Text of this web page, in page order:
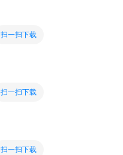
扫一扫下载
扫一扫下载
扫一扫下载